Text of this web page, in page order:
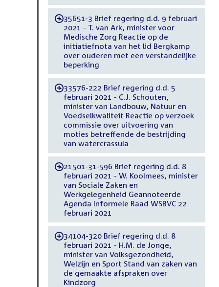
-35651-3 Brief regering d.d. 9 februari
2021 - T. van Ark, minister voor
Medische Zorg Reactie op de
initiatiefnota van het lid Bergkamp
over ouderen met een verstandelijke
beperking
-33576-222 Brief regering d.d. 5
februari 2021 - C.J. Schouten,
minister van Landbouw, Natuur en
Voedselkwaliteit Reactie op verzoek
commissie over uitvoering van
moties betreffende de bestrijding
van watercrassula
-21501-31-596 Brief regering d.d. 8
februari 2021 - W. Koolmees, minister
van Sociale Zaken en
Werkgelegenheid Geannoteerde
Agenda Informele Raad WSBVC 22
februari 2021
-34104-320 Brief regering d.d. 8
februari 2021 - H.M. de Jonge,
minister van Volksgezondheid,
Welzijn en Sport Stand van zaken van
de gemaakte afspraken over
Kindzorg